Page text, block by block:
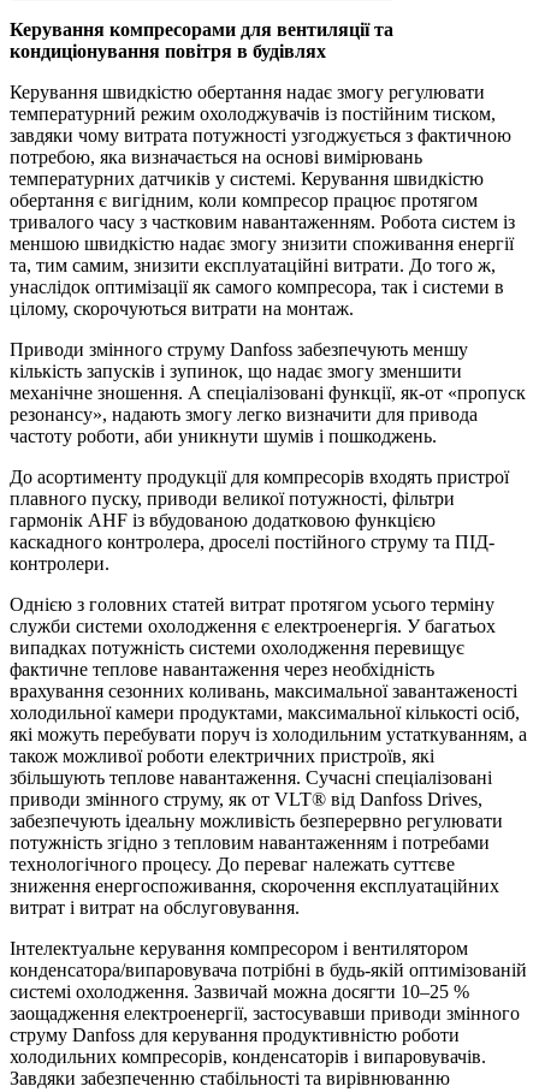
Керування компресорами для вентиляції та
кондиціонування повітря в будівлях
Керування швидкістю обертання надає змогу регулювати
температурний режим охолоджувачів із постійним тиском,
завдяки чому витрата потужності узгоджується з фактичною
потребою, яка визначається на основі вимірювань
температурних датчиків у системі. Керування швидкістю
обертання є вигідним, коли компресор працює протягом
тривалого часу з частковим навантаженням. Робота систем із
меншою швидкістю надає змогу знизити споживання енергії
та, тим самим, знизити експлуатаційні витрати. До того ж,
унаслідок оптимізації як самого компресора, так і системи в
цілому, скорочуються витрати на монтаж.
Приводи змінного струму Danfoss забезпечують меншу
кількість запусків і зупинок, що надає змогу зменшити
механічне зношення. А спеціалізовані функції, як-от «пропуск
резонансу», надають змогу легко визначити для привода
частоту роботи, аби уникнути шумів і пошкоджень.
До асортименту продукції для компресорів входять пристрої
плавного пуску, приводи великої потужності, фільтри
гармонік AHF із вбудованою додатковою функцією
каскадного контролера, дроселі постійного струму та ПІД-
контролери.
Однією з головних статей витрат протягом усього терміну
служби системи охолодження є електроенергія. У багатьох
випадках потужність системи охолодження перевищує
фактичне теплове навантаження через необхідність
врахування сезонних коливань, максимальної завантаженості
холодильної камери продуктами, максимальної кількості осіб,
які можуть перебувати поруч із холодильним устаткуванням, а
також можливої роботи електричних пристроїв, які
збільшують теплове навантаження. Сучасні спеціалізовані
приводи змінного струму, як от VLT® від Danfoss Drives,
забезпечують ідеальну можливість безперервно регулювати
потужність згідно з тепловим навантаженням і потребами
технологічного процесу. До переваг належать суттєве
зниження енергоспоживання, скорочення експлуатаційних
витрат і витрат на обслуговування.
Інтелектуальне керування компресором і вентилятором
конденсатора/випаровувача потрібні в будь-якій оптимізованій
системі охолодження. Зазвичай можна досягти 10–25 %
заощадження електроенергії, застосувавши приводи змінного
струму Danfoss для керування продуктивністю роботи
холодильних компресорів, конденсаторів і випаровувачів.
Завдяки забезпеченню стабільності та вирівнюванню